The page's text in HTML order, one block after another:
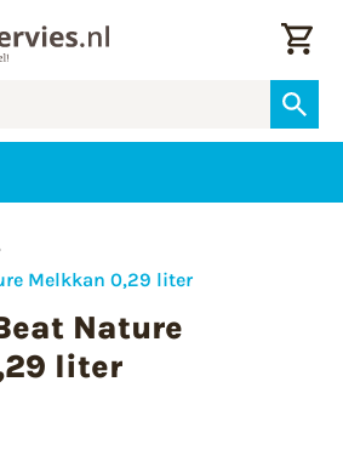
Melkkan 0,29 liter
Nature
liter